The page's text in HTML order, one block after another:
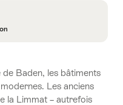
de Baden, les bâtiments
Les anciens
la Limmat – autrefois